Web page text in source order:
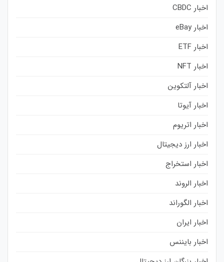
اخبار CBDC
اخبار eBay
اخبار ETF
اخبار NFT
اخبار آلتکوین
اخبار آیوتا
اخبار اتریوم
اخبار ارز دیجیتال
اخبار استخراج
اخبار الروند
اخبار الگوراند
اخبار ایران
اخبار بایننس